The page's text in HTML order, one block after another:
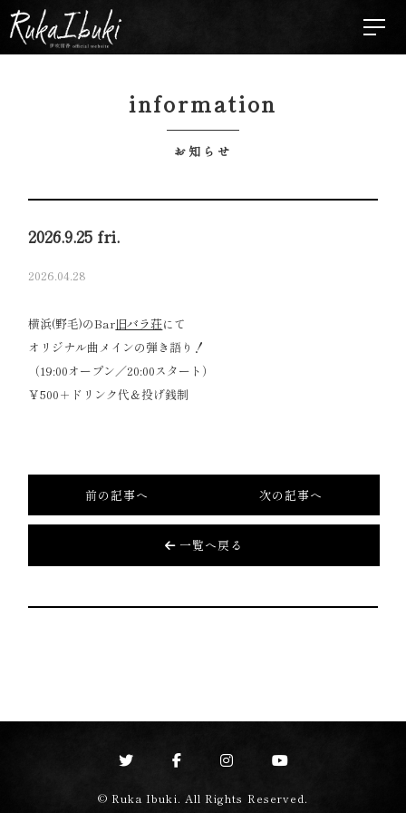
information
お知らせ
2026.9.25 fri.
2026.04.28
横浜(野毛)のBar旧バラ荘にて
オリジナル曲メインの弾き語り！
（19:00オープン／20:00スタート）
￥500＋ドリンク代＆投げ銭制
前の記事へ 次の記事へ
一覧へ戻る
© Ruka Ibuki. All Rights Reserved.